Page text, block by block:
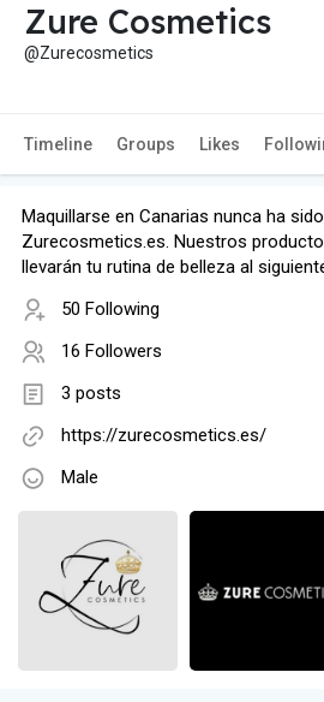
Zure Cosmetics
@Zurecosmetics
Timeline Groups Likes
Maquillarse en Canarias nunca ha
Zurecosmetics.es. Nuestros
llevarán tu rutina de belleza al
50 Following
16 Followers
3 posts
https://zurecosmetics.es/
Male